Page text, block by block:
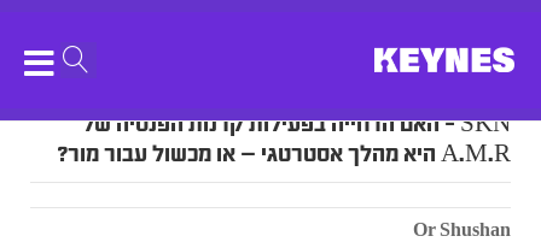
SKN – האם הדחייה בפעילות קרנות הפנסיה של
A.M.R היא מהלך אסטרטגי — או מכשול עבור מור?
Or Shushan